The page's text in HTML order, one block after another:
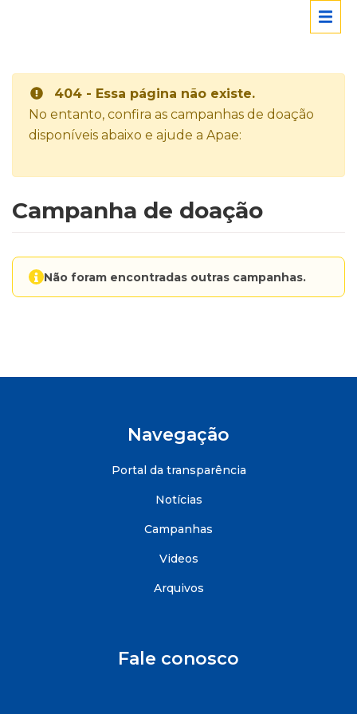
404 - Essa página não existe.
No entanto, confira as campanhas de doação
disponíveis abaixo e ajude a Apae:
Campanha de doação
Não foram encontradas outras campanhas.
Navegação
Portal da transparência
Notícias
Campanhas
Videos
Arquivos
Fale conosco